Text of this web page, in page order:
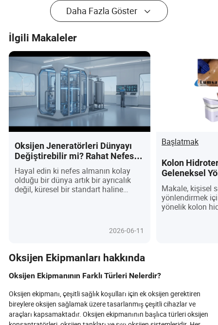
Oksijen Terapisi
Dört Boyutlu Sinerji
Sağlık Ekipmanı
Sağlık Ekipmanı
Daha Fazla Göster
İlgili Makaleler
Oksijen Jeneratörleri Dünyayı
Değiştirebilir mi? Rahat Nefes
Almanın Şaşırtıcı Geleceği!
Hayal edin ki nefes almanın kolay
olduğu bir dünya artık bir ayrıcalık
değil, küresel bir standart haline
hastaneleri güçlendiriyor, endüstriyel
verimliliği artırıyor ve kişisel sağlığı
yaparken IoT ve AI gibi son
teknolojiyle entegre olarak daha akıllı
ve çevreci bir performans sergiliyor.
Pandemi dersleri ve sürdürülebilirlik
hedeflerinden kaynaklanan talep
arttıkça, pazar yeniliklerle patlama
yaşıyor: ultra taşınabilir birimlerden
güneş enerjili sistemlere kadar.
2026-06-11
Başlatmak
Kolon
Geleneksel
Farklar
Makale, kişisel
yönlendirmek
yönelik kolon
Oksijen Ekipmanları hakkında
Oksijen Ekipmanının Farklı Türleri Nelerdir?
Oksijen ekipmanı, çeşitli sağlık koşulları için ek oksijen gerektiren
bireylere oksijen sağlamak üzere tasarlanmış çeşitli cihazlar ve
araçları kapsamaktadır. Oksijen ekipmanının başlıca türleri oksijen